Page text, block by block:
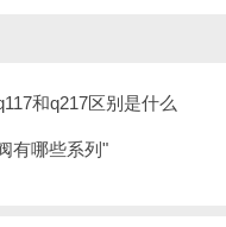
和q217区别是什么
有哪些系列"